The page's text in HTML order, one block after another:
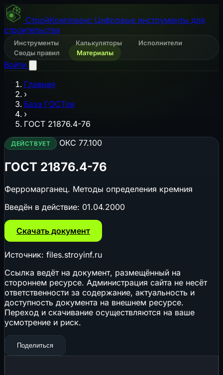
СтройКомплаенс Цифровые инструменты для
строительства
Инструменты Калькуляторы
Исполнители
Своды правил
Материалы
Войти
Главная
›
База ГОСТов
›
ГОСТ 21876.4-76
ДЕЙСТВУЕТ ОКС 77.100
ГОСТ 21876.4-76
Ферромарганец. Методы определения кремния
Введён в действие: 01.04.2000
Скачать документ
Источник: files.stroyinf.ru
Ссылка ведёт на документ, размещённый на
стороннем ресурсе. Администрация сайта не несёт
ответственности за содержание, актуальность и
доступность документа на внешнем ресурсе.
Переход и скачивание осуществляются на ваше
усмотрение и риск.
Поделиться